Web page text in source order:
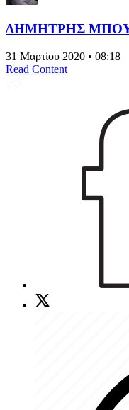
ΔΗΜΗΤΡΗΣ
31 Μαρτίου 2020 • 08:18
Read Content